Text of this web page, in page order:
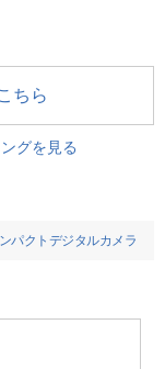
ちら
グを見る
パクトデジタルカメラ